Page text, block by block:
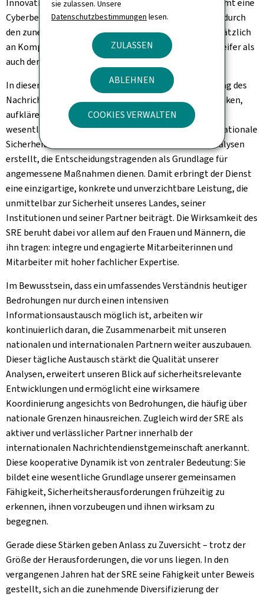
sie zulassen. Unsere
Datenschutzbestimmungen lesen.
ZULASSEN
ABLEHNEN
COOKIES VERWALTEN
Innovationskraft und unsere Institutionen. Hinzu kommt eine
Cyberbedrohung, die sich erheblich verschärft hat und durch
den zunehmenden Einsatz künstlicher Intelligenz zusätzlich
an Komplexität gewinnt – sowohl auf Seiten der Angreifer als
auch der Verteidiger.
In diesem anspruchsvollen Umfeld entfaltet der Auftrag des
Nachrichtendienstes seine volle Bedeutung: vorausdenken,
aufklären, vorbeugen. Der SRE leistet hierzu einen
wesentlichen Beitrag, indem er Bedrohungen für die nationale
Sicherheit frühzeitig identifiziert und verlässliche Analysen
erstellt, die Entscheidungstragenden als Grundlage für
angemessene Maßnahmen dienen. Damit erbringt der Dienst
eine einzigartige, konkrete und unverzichtbare Leistung, die
unmittelbar zur Sicherheit unseres Landes, seiner
Institutionen und seiner Partner beiträgt. Die Wirksamkeit des
SRE beruht dabei vor allem auf den Frauen und Männern, die
ihn tragen: integre und engagierte Mitarbeiterinnen und
Mitarbeiter mit hoher fachlicher Expertise.
Im Bewusstsein, dass ein umfassendes Verständnis heutiger
Bedrohungen nur durch einen intensiven
Informationsaustausch möglich ist, arbeiten wir
kontinuierlich daran, die Zusammenarbeit mit unseren
nationalen und internationalen Partnern weiter auszubauen.
Dieser tägliche Austausch stärkt die Qualität unserer
Analysen, erweitert unseren Blick auf sicherheitsrelevante
Entwicklungen und ermöglicht eine wirksamere
Koordinierung angesichts von Bedrohungen, die häufig über
nationale Grenzen hinausreichen. Zugleich wird der SRE als
aktiver und verlässlicher Partner innerhalb der
internationalen Nachrichtendienstgemeinschaft anerkannt.
Diese kooperative Dynamik ist von zentraler Bedeutung: Sie
bildet eine wesentliche Grundlage unserer gemeinsamen
Fähigkeit, Sicherheitsherausforderungen frühzeitig zu
erkennen, ihnen vorzubeugen und ihnen wirksam zu
begegnen.
Gerade diese Stärken geben Anlass zu Zuversicht – trotz der
Größe der Herausforderungen, die vor uns liegen. In den
vergangenen Jahren hat der SRE seine Fähigkeit unter Beweis
gestellt, sich an die zunehmende Diversifizierung der